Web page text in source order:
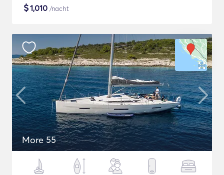
$1,010 /nacht
More 55